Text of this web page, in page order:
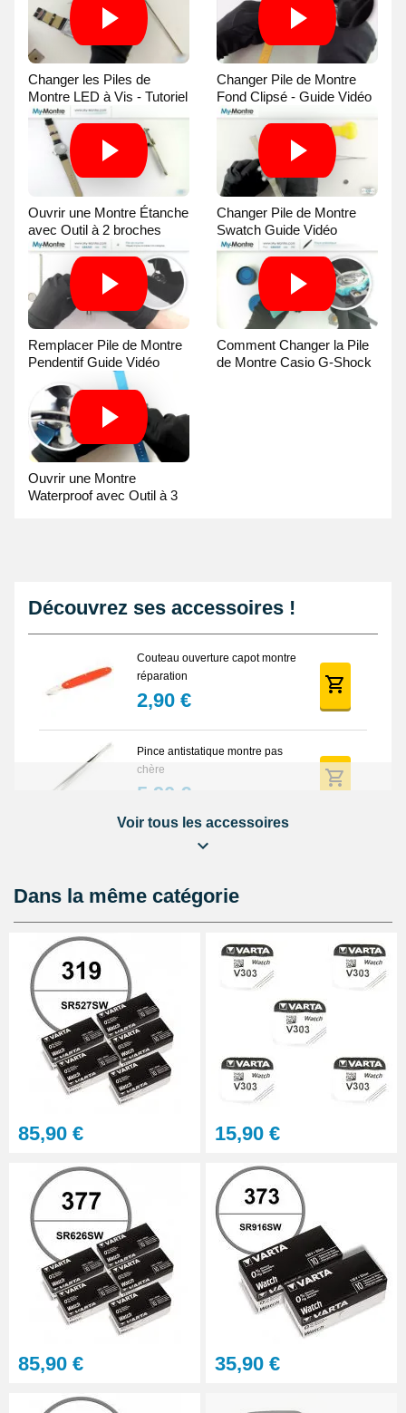
Changer les Piles de
Montre LED à Vis - Tutoriel
Vidéo
Changer Pile de Montre
Fond Clipsé - Guide Vidéo
Ouvrir une Montre Étanche
avec Outil à 2 broches
Guide Vidéo
Changer Pile de Montre
Swatch Guide Vidéo
Remplacer Pile de Montre
Pendentif Guide Vidéo
Comment Changer la Pile
de Montre Casio G-Shock
Ouvrir une Montre
Waterproof avec Outil à 3
Découvrez ses accessoires !
Couteau ouverture capot montre
réparation
2,90 €
Pince antistatique montre pas
chère
5,90 €
Balle synthétique pas chère
4,90 €
Support réparation de boîtier de
montre pas cher
9,90 €
Clé d'ouverture pour boîtier à
Kit Tournevis montre de
précision
15,90 €
Loupe grossissante 10X avec
LED
Voir tous les accessoires
Dans la même catégorie
85,90 € 15,90 €
85,90 € 35,90 €